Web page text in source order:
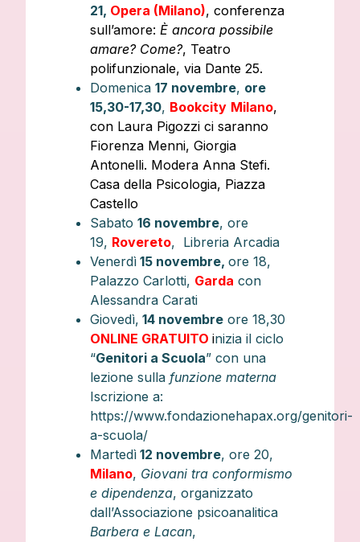
21, Opera (Milano), conferenza
sull’amore:È ancora possibile
amare? Come?, Teatro
polifunzionale, via Dante 25.
Domenica17 novembre, ore
15,30-17,30, Bookcity Milano,
con Laura Pigozzi ci saranno
Fiorenza Menni, Giorgia
Antonelli. Modera Anna Stefi.
Casa della Psicologia, Piazza
Castello
Sabato16 novembre, ore
19, Rovereto, Libreria Arcadia
Venerdì 15 novembre,ore 18,
Palazzo Carlotti, Garda con
Alessandra Carati
Giovedì, 14 novembre ore 18,30
ONLINE GRATUITOinizia il ciclo
“Genitori a Scuola” con una
lezione sullafunzione materna
Iscrizione a:
https://www.fondazionehapax.org/genitori-
a-scuola/
Martedì 12 novembre, ore 20,
Milano, Giovani tra conformismo
e dipendenza, organizzato
dall’Associazione psicoanalitica
Barbera e Lacan,